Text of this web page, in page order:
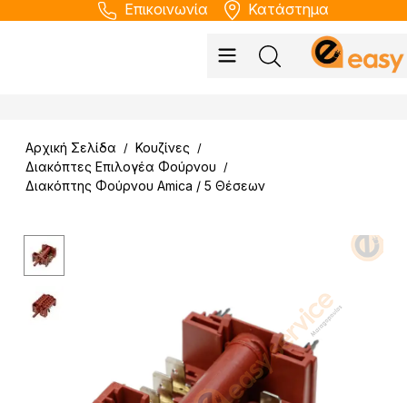
Επικοινωνία Κατάστημα
Αρχική Σελίδα / Κουζίνες /
Διακόπτες Επιλογέα Φούρνου /
Διακόπτης Φούρνου Amica / 5 Θέσεων